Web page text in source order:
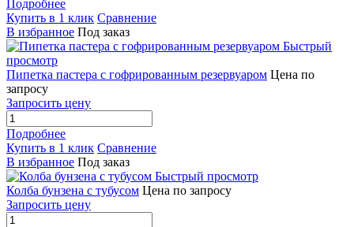
Подробнее
Купить в 1 клик Сравнение
В избранное Под заказ
Быстрый
просмотр
Пипетка пастера с гофрированным резервуаром Цена по
запросу
Запросить цену
Подробнее
Купить в 1 клик Сравнение
В избранное Под заказ
Быстрый просмотр
Колба бунзена с тубусом Цена по запросу
Запросить цену